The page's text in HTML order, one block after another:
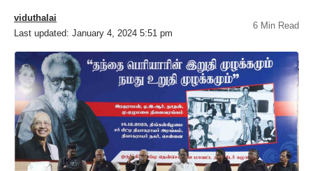
Last updated: January 4, 2024 5:51 pm
viduthalai
6 Min Read